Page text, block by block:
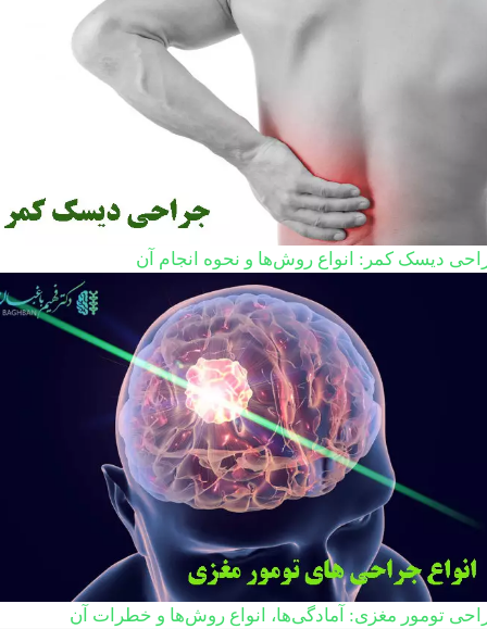
دیسک کمر: انواع روش‌ها و نحوه انجام آن
تومور مغزی: آمادگی‌ها، انواع روش‌ها و خطرات آن